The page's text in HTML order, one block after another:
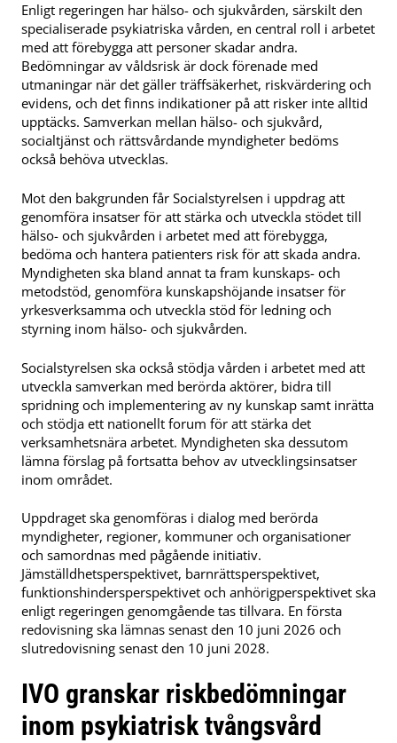
Enligt regeringen har hälso- och sjukvården, särskilt den
specialiserade psykiatriska vården, en central roll i arbetet
med att förebygga att personer skadar andra.
Bedömningar av våldsrisk är dock förenade med
utmaningar när det gäller träffsäkerhet, riskvärdering och
evidens, och det finns indikationer på att risker inte alltid
upptäcks. Samverkan mellan hälso- och sjukvård,
socialtjänst och rättsvårdande myndigheter bedöms
också behöva utvecklas.
Mot den bakgrunden får Socialstyrelsen i uppdrag att
genomföra insatser för att stärka och utveckla stödet till
hälso- och sjukvården i arbetet med att förebygga,
bedöma och hantera patienters risk för att skada andra.
Myndigheten ska bland annat ta fram kunskaps- och
metodstöd, genomföra kunskapshöjande insatser för
yrkesverksamma och utveckla stöd för ledning och
styrning inom hälso- och sjukvården.
Socialstyrelsen ska också stödja vården i arbetet med att
utveckla samverkan med berörda aktörer, bidra till
spridning och implementering av ny kunskap samt inrätta
och stödja ett nationellt forum för att stärka det
verksamhetsnära arbetet. Myndigheten ska dessutom
lämna förslag på fortsatta behov av utvecklingsinsatser
inom området.
Uppdraget ska genomföras i dialog med berörda
myndigheter, regioner, kommuner och organisationer
och samordnas med pågående initiativ.
Jämställdhetsperspektivet, barnrättsperspektivet,
funktionshindersperspektivet och anhörigperspektivet ska
enligt regeringen genomgående tas tillvara. En första
redovisning ska lämnas senast den 10 juni 2026 och
slutredovisning senast den 10 juni 2028.
IVO granskar riskbedömningar
inom psykiatrisk tvångsvård